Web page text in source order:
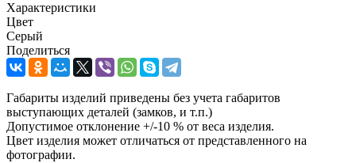
Характеристики
Цвет
Серый
Поделиться
Габариты изделий приведены без учета габаритов
выступающих деталей (замков, и т.п.)
Допустимое отклонение +/-10 % от веса изделия.
Цвет изделия может отличаться от представленного на
фотографии.